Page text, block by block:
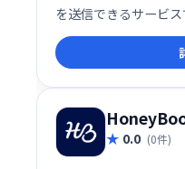
を送信できるサービ
ムーズな決済を実現
上増加に貢献します。
0.0 (0件)